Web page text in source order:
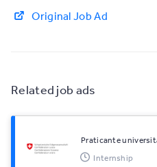
Related job ads
Praticante
Internship
Original Job Ad